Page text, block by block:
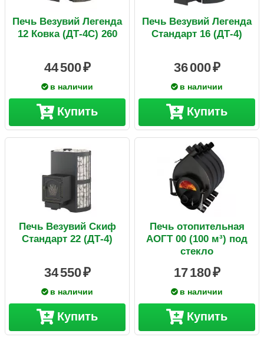
Печь Везувий Легенда
12 Ковка (ДТ-4С) 260
44 500
в наличии
Купить
Печь Везувий Легенда
Стандарт 16 (ДТ-4)
36 000
в наличии
Купить
Печь Везувий Скиф
Стандарт 22 (ДТ-4)
34 550
в наличии
Купить
Печь отопительная
АОГТ 00 (100 м³) под
стекло
17 180
в наличии
Купить